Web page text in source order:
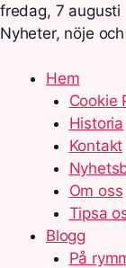
fredag, 7 augusti
Nyheter, nöje
Hem
Cookie
Historia
Kontakt
Om oss
Tipsa
Blogg
På